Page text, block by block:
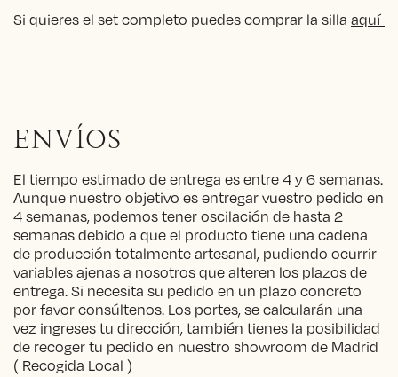
Si quieres el set completo puedes comprar la silla aquí
ENVÍOS
El tiempo estimado de entrega es entre 4 y 6 semanas.
Aunque nuestro objetivo es entregar vuestro pedido en
4 semanas, podemos tener oscilación de hasta 2
semanas debido a que el producto tiene una cadena
de producción totalmente artesanal, pudiendo ocurrir
variables ajenas a nosotros que alteren los plazos de
entrega. Si necesita su pedido en un plazo concreto
por favor consúltenos. Los portes, se calcularán una
vez ingreses tu dirección, también tienes la posibilidad
de recoger tu pedido en nuestro showroom de Madrid
( Recogida Local )